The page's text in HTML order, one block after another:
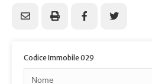
Codice Immobile 029